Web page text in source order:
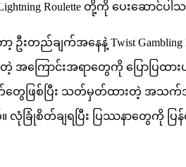
Roulette တို့ကို ပေးဆောင်ပါ
းတည်ချက်အနေနဲ့ Twist
က်တဲ့ အကြောင်းအရာတွေကို ပြော
ြစ်ပြီး သတ်မှတ်ထားတဲ့ အသက်
လုံခြုံစိတ်ချရပြီး ပြဿနာတွေကို